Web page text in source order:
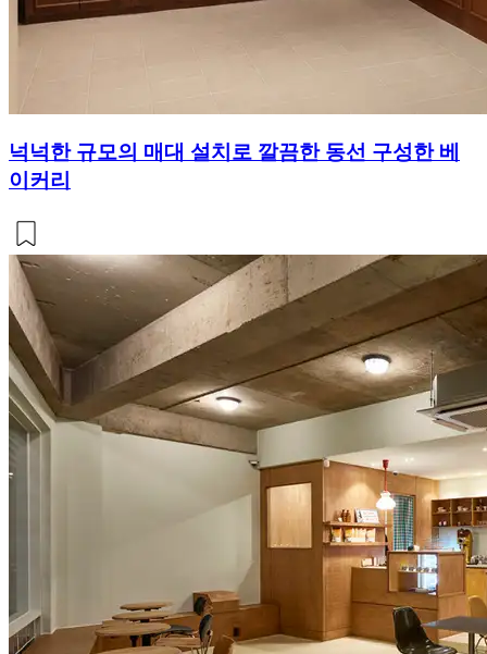
넉넉한 규모의 매대 설치로 깔끔한 동선 구성한 베
이커리